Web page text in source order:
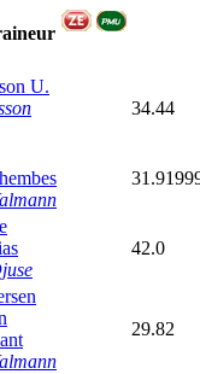
U.
34.44
42.0
29.82